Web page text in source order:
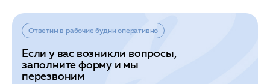
Ответим в рабочие будни оперативно
Если у вас возникли вопросы,
заполните форму и мы
перезвоним